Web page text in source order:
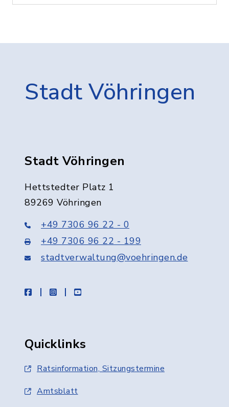
Stadt Vöhringen
Stadt Vöhringen
Hettstedter Platz 1
89269 Vöhringen
+49 7306 96 22 - 0
+49 7306 96 22 - 199
stadtverwaltung@voehringen.de
facebookinstagramyoutube
Quicklinks
Ratsinformation, Sitzungstermine
Amtsblatt